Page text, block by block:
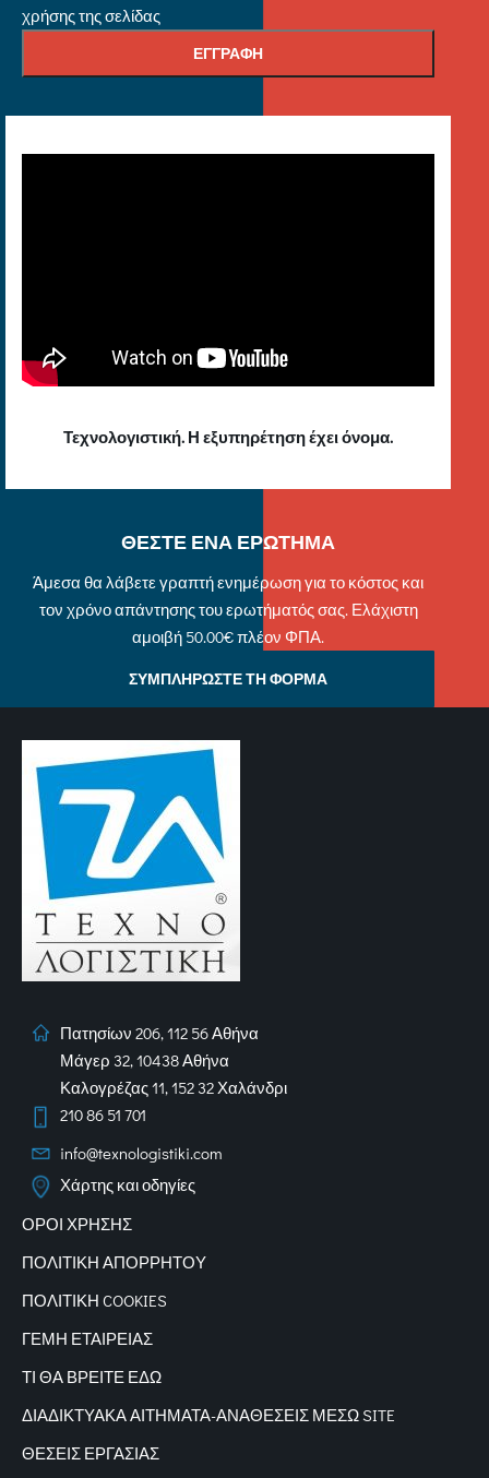
χρήσης της σελίδας
Τεχνολογιστική. Η εξυπηρέτηση έχει όνομα.
ΘΕΣΤΕ ΕΝΑ ΕΡΩΤΗΜΑ
Άμεσα θα λάβετε γραπτή ενημέρωση για το κόστος και
τον χρόνο απάντησης του ερωτήματός σας. Ελάχιστη
αμοιβή 50.00€ πλέον ΦΠΑ.
ΣΥΜΠΛΗΡΩΣΤΕ ΤΗ ΦΟΡΜΑ
Πατησίων 206, 112 56 Αθήνα
Μάγερ 32, 10438 Αθήνα
Καλογρέζας 11, 152 32 Χαλάνδρι
210 86 51 701
info@texnologistiki.com
Χάρτης και οδηγίες
ΟΡΟΙ ΧΡΗΣΗΣ
ΠΟΛΙΤΙΚΗ ΑΠΟΡΡΗΤΟΥ
ΠΟΛΙΤΙΚΗ COOKIES
ΓΕΜΗ ΕΤΑΙΡΕΙΑΣ
ΤΙ ΘΑ ΒΡΕΙΤΕ ΕΔΩ
ΔΙΑΔΙΚΤΥΑΚΑΑΙΤΗΜΑΤΑ-ΑΝΑΘΕΣΕΙΣ ΜΕΣΩ SITE
ΘΕΣΕΙΣ ΕΡΓΑΣΙΑΣ